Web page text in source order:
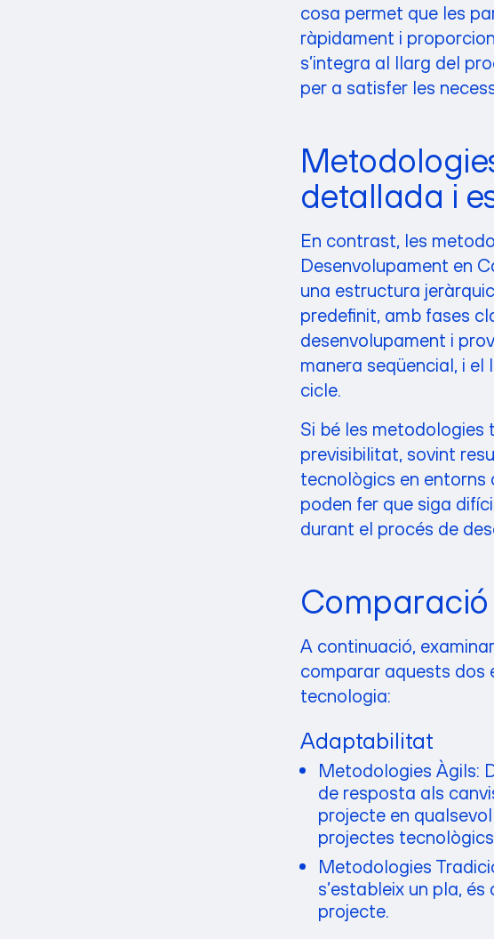
cosa permet que les
ràpidament i
s’integra al llarg del
per a satisfer les
detallada i
En contrast, les
Desenvolupament en
una estructura
predefinit, amb fases
desenvolupament i
manera seqüencial, i
cicle.
Si bé les metodologies
previsibilitat, sovint
tecnològics en entorns
poden fer que siga
durant el procés de
A continuació,
comparar aquests dos
tecnologia:
Adaptabilitat
Metodologies Àgils:
de resposta als
projecte en
projectes
Metodologies
s’estableix un pla,
projecte.